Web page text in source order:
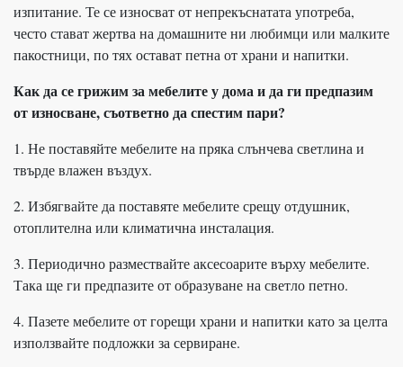
изпитание. Те се износват от непрекъснатата употреба,
често стават жертва на домашните ни любимци или малките
пакостници, по тях остават петна от храни и напитки.
Как да се грижим за мебелите у дома и да ги предпазим
от износване, съответно да спестим пари?
1. Не поставяйте мебелите на пряка слънчева светлина и
твърде влажен въздух.
2. Избягвайте да поставяте мебелите срещу отдушник,
отоплителна или климатична инсталация.
3. Периодично размествайте аксесоарите върху мебелите.
Така ще ги предпазите от образуване на светло петно.
4. Пазете мебелите от горещи храни и напитки като за целта
използвайте подложки за сервиране.